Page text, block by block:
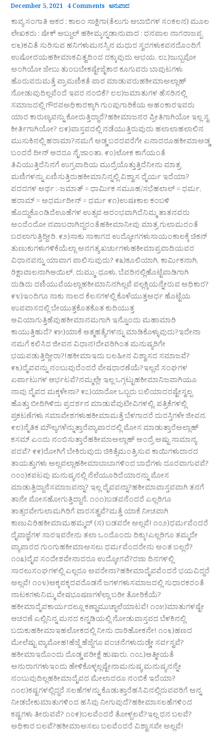
December 5, 2021 4 Comments ಅನುವಾದ
ಕಾವ್ಯ ಸಂಗಾತಿ ಆಕರ : ಕಾಲಂ ಸಾಕ್ಷಿಗಾ(ತೆಲುಗು ಅಬಾಬಿಗಳ ಸಂಕಲನ) ಮೂಲ
ಲೇಖಕರು : ಷೇಕ್ ಅಬ್ದುಲ್ ಹಕೀಮ್ಕನ್ನಡಾನುವಾದ : ಧನಪಾಲ ನಾಗರಾಜಪ್ಪ
೮೬)ಕವಿತೆ ಸುರಿಸುವ ಹನಿಗಳುಮನಸ್ಸಿನ ಮಧುರ ಸ್ವರಗಳುಕವನದೊಂದಿಗೆ
ಉಷೋದಯಹಕೀಮಾಕವಿತ್ವದಿಂದ ದಕ್ಕುವುದು ಅಭಯ. ೮೭)ಜುಬ್ಬವೋ
ಅಂಗಿಯೋ ಜೇಬು ತುಂಬಬೇಕಷ್ಟೇಜೈಕಾರ ಕೂಗುವರು ಬಾವುಟಗಳು
ಹೊರುವರುಮತ್ತೆ ಪ್ರಾಮಣಿಕತೆ ಪಾಠ ಮಾಡುವರುಹಕೀಮಾಅಲ್ಲಾಹ್
ನೋಡುವುದಿಲ್ಲವೆಂದೆ ಇವರ ನಂಬಿಕೆ? ೮೮)ಜಮಾತುಗಳ ಹೆಸರಿನಲ್ಲಿ
ಸಮಾಜದಲ್ಲಿ ಗೌರವಅಧಿಕಾರಕ್ಕಾಗಿ ಗುಂಪುಗಾರಿಕೆಯ ಅಹಂಕಾರಇವರು
ಯಾರ ಕಾರುಣ್ಯವನ್ನು ಕೋರುತ್ತಿದ್ದಾರೆ?ಹಕೀಮಾಜನರ ಪ್ರೀತಿಗಾಗಿಯೋ ಇಲ್ಲ ಸ್ವ
ಕೀರ್ತಿಗಾಗಿಯೋ? ೮೯)ವಾಸ್ತವದಲ್ಲಿ ನಡೆಯುತ್ತಿರುವುದು ಹಲಾಲಾಹಲಾಲಿನ
ಮುಸುಕಿನಲ್ಲಿ ಹರಾಮಾ?ನಮಗೆ ಅಡ್ಡ ಬರದವರೆಗೇ ಏನಾದರೂಹಕೀಮಾಅಡ್ಡ
ಬಂದರೆ ದೀನ್ ಆದರೂ ನೈ ಜಾಂತಾ. ೯೦)ಲೋಕ ಕಾಗೆಯಂತೆ
ತಿವಿಯುತ್ತಿದೆನಿನಗೆ ಉಗ್ರವಾದಿಯ ಮುದ್ರೆಯೊತ್ತುತ್ತಿದೆನೀನು ಮಾತ್ರ
ಮಣಿಗಳನ್ನು ಏಣಿಸುತ್ತಿರುಹಕೀಮಾನಿನ್ನಲ್ಲಿ ವಿಶ್ವಾಸ ಧೈರ್ಯ ಇದೆಯಾ?
ಪದದಗಳ ಅರ್ಥ :-ಜಮಾತ್ = ಧಾರ್ಮಿಕ ಸಮೂಹ/ಸಭೆಹಲಾಲ್ = ಧರ್ಮ,
ಹರಾಮ್ = ಅಧರ್ಮದೀನ್ = ಧರ್ಮ ೯೧)ಉಷಃಕಾಲ ಕಂಬಳಿ
ಹೊದ್ದುಕೊಂಡಿದೆಊಹೆಗಳ ಉತ್ಸವ ಆರಂಭವಾಗಿದೆನಿಮ್ಮ ತಾತನವರು
ಅಂದೆಂದೋ ನವಾಬರಾಗಿದ್ದರಂತೆಹಕೀಮಾನೀವು ಮಾತ್ರ ಗುಲಾಮರಂತೆ
ಬದಲಾಗುತ್ತಿದ್ದೀರಿ. ೯೨)ಸಾಕು ಸಾಕಾಗದ ಉದ್ಯೋಗಗಳುಸಾಯಂಕಾಲಕ್ಕೆ ಚಿಕನ್
ತುಣುಕುಗಳುಗಳಿಕೆಯೆಲ್ಲಾ ಅನಗತ್ಯ ಖರ್ಚುಗಳುಹಕೀಮಾಪ್ರವಾದಿಯವರ
ವಿಧಾನವನ್ನು ಯಾವಾಗ ಪಾಲಿಸುವುದು? ೯೩)ಕೂಲಿಯಾಗಿ, ಕಾರ್ಮಿಕನಾಗಿ,
ರಿಕ್ಷಾವಾಲನಾಗಿಆಯಿಲ್, ದುಮ್ಮು-ಧೂಳು, ಬೆವರಿನಲ್ಲಿಹೊಟ್ಟೆಪಾಡಿಗಾಗಿ
ದುಡಿದು ದಣಿಯುವೆಯಲ್ಲಾಹಕೀಮಾನಿನಗಿಲ್ಲವೆ ಪಲ್ಲಕ್ಕಿಯನ್ನೇರುವ ಅಧಿಕಾರ?
೯೪)ಇಂದಿಗೂ ಸಾಕು ಸಾಲದ ಕೆಲಸಗಳಲ್ಲಿ ಕೊಳೆಯುತ್ತಅರ್ಧ ಹೊಟ್ಟೆಯ
ಉಪವಾಸದಲ್ಲಿ ಬೇಯುತ್ತಕೊತಕೊತ ಕುದಿಯುತ್ತ
ಆವಿಯಾಗುತ್ತಿಹೆವುಹಕೀಮಾನಮಗಾಗಿ ಇನ್ನೊಂದು ಮಹಾಮಾರಿ
ಕಾಯುತ್ತಿಹುದೆ? ೯೫)ಯಾಕೆ ಆತ್ಮಹತ್ಯೆಗಳನ್ನು ಮಾಡಿಕೊಳ್ಳುವುದು?ಇದೇನಾ
ನಮಗೆ ಕಲಿಸಿದ ಜೀವನ ವಿಧಾನ!ದೇವರಿಗಿಂತ ಮನುಷ್ಯರಿಗೇ
ಭಯಪಡುತ್ತಿದ್ದೀರಾ?!ಹಕೀಮಾಇದು ಬಲಹೀನ ವಿಶ್ವಾಸದ ಸಮಾಜವೆ?
೯೬)ದೈವವನ್ನು ನಂಬುವುದೆಂದರೆ ವೇಷಧಾರಣೆಯೆ?ಇಲ್ಲವೆ ಸಂಘಗಳ
ಏರ್ಪಾಟುಗಳ ಆರ್ಭಟವೆ?ನಮ್ಮಲ್ಲೇ ಇಲ್ಲ ಒಗ್ಗಟ್ಟುಹಕೀಮಾನಿಜವಾಗಿಯೂ
ನಾವು ದೈವದ ಮಕ್ಕಳೇನಾ? ೯೭)ಯಾರೋ ಒಬ್ಬರು ಬಲಿಯಾದರಷ್ಟೇಸ್ವಲ್ಪ
ಹೊತ್ತು ಬೀದಿಗಿಳಿದು ಪ್ರದರ್ಶನ ಮಾಡುವೆವುಟೀವಿಗಳಲ್ಲಿ, ಪತ್ರಿಕೆಗಳಲ್ಲಿ
ಪ್ರಕಟಣೆಗಳು ಸಮಾವೇಶಗಳುಹಕೀಮಾಮತ್ತೆ ಬೆಳಗಾದರೆ ದುರಸ್ತಿಗಳೇ ಜೀವನ.
೯೮)ನೈತಿಕ ಮೌಲ್ಯಗಳೆನ್ನುತ್ತಾರೆವ್ಯಾಪಾರದಲ್ಲಿ ಮೋಸ ಮಾಡುತ್ತಾರೆಅಲ್ಲಾಹ್
ಕಸಮ್ ಎಂದು ನಂಬಿಸುತ್ತಾರೆಹಕೀಮಾಅಲ್ಲಾಹ್ ಅಂದ್ರೆ ಅಷ್ಟು ಸಾಮಾನ್ಯ
ಪದವೆ? ೯೯)ರೋಗಿಗೆ ಬೇಕಿರುವುದು ಚಿಕಿತ್ಸೆಮಂತ್ರಿಸುವ ಕಾಯಿಗಳುದಾರದ
ತಾಯತ್ತುಗಳು ಅಲ್ಲವಲ್ಲಾಹಕೀಮಾಬಾಬಾಗಳಿಂದ ಬಾಧೆಗಳು ದೂರವಾಗುವವೆ?
೧೦೦)ಕಪಟವು ಮನುಷ್ಯನಲ್ಲಿ ನೆಲೆಯೂರಿದೆಯಾರನ್ನು ಮೋಸ
ಮಾಡುತ್ತಿದ್ದಾನೆಸಮಾಜವನ್ನಾ? ಇಲ್ಲ ದೈವವನ್ನಾ?ಹಕೀಮಾವಾಸ್ತವವಾಗಿ ತನಗೆ
ತಾನೇ ಮೋಸಹೋಗುತ್ತಿದ್ದಾನೆ. ೧೦೧)ಬಡವನೆಂದರೆ ಎಲ್ಲರಿಗೂ
ತಾತ್ಸರವೇಗುಲಾಮಗಿರಿಗೆ ವಾರಸತ್ವವೆ?ಮತ್ತೆ ಯಾಕೆ ನೀಚವಾಗಿ
ಕಾಣುವಿರಿಹಕೀಮಾಮಹಮ್ಮದ್ (ಸ) ಬಡವರೇ ಅಲ್ಲವೆ! ೧೦೨)ಧರ್ಮವೆಂದರೆ
ದೈವಾಜ್ಞೆಗಳ ಸಾರಇವರೇನು ತಲಾ ಒಂದೊಂದು ದಿಕ್ಕು!ಎಲ್ಲರಿಗೂ ತಮ್ಮದೇ
ವ್ಯಾಪಾರದ ಗುಂಗುಹಕೀಮಾಅಸಲು ಧರ್ಮವೆಂದರೇನು ಅಂತ ಬಲ್ಲರೆ?
೧೦೩)ದೈವ ಸಂದೇಶವೇನಾದರೂ ಉದ್ಯೋಗವೆ?ರಜಾ ದಿನಗಳಲ್ಲಿ
ಸಾರಲುಸಂಘಗಳಲ್ಲಿ ಎಲ್ಲರೂ ಅವರೇನಾ?ಹಕೀಮಾದೈವವೆಂದರೆ ಭಯವಿದ್ದರೆ
ಅಲ್ಲವೆ! ೧೦೪)ಅಕ್ಕಪಕ್ಕದವರೊಡನೆ ಜಗಳಗಳುಸಮಾಜದಲ್ಲಿ ಸುಧಾರಕರಂತೆ
ನಾಟಕಗಳುನಿಮ್ಮ ವೇಷಭೂಷಣಗಳೆಲ್ಲಾ ಬರೀ ತೋರಿಕೆಯೆ?
ಹಕೀಮಾದೈವಕಾರ್ಯದಲ್ಲೂ ಕಣ್ಣಾಮುಚ್ಚಾಲೆಯಾಟವೆ! ೧೦೫)ಮಾತುಗಳಷ್ಟೇ
ಆಚರಣೆ ಎಲ್ಲಿನಿನ್ನ ಮನದ ಕನ್ನಡಿಯಲ್ಲಿ ನೋಡುವಾಸ್ತವದ ಬೆಳಕಿನಲ್ಲಿ
ಬದುಕುಹಕೀಮಾಇಹಲೋಕದಲ್ಲಿ ನೀನು ದಾರಿಹೋಕನೇ! ೧೦೬)ಹಣದ
ಮೇಲೆಷ್ಟು ವ್ಯಾಮೋಹ!ಹೆಜ್ಜೆ ಹೆಜ್ಜೆಗೂ ವಂಚನೆಗಳುದುಡ್ಡೇ ಸರ್ವಸ್ವವೆ?
ಹಕೀಮಾಇದೊಂದು ದೊಡ್ಡ ಪರೀಕ್ಷೆ ಹುಷಾರು. ೧೦೭)ಆತ್ಮೀಯತೆ
ಅನುರಾಗಗಳುಇಂದು ಹೇಳಿಕೊಳ್ಳಲ್ಲಷ್ಟೇನಾಮನುಷ್ಯ ಮನುಷ್ಯನನ್ನೇ
ನಂಬುವುದಿಲ್ಲಹಕೀಮಾದೈವದ ಮೇಲಾದರೂ ನಂಬಿಕೆ ಇದೆಯಾ?
೧೦೮)ಕಷ್ಟಗಳಲ್ಲಿದ್ದರೆ ಸಲಹೆಗಳನ್ನು ಕೊಡುತ್ತಾರೆಹಸಿವಿನಲ್ಲಿರುವವರಿಗೆ ಅನ್ನ
ನೀಡಬೇಕುಮಾತುಗಳಿಂದ ಹಸಿವು ನೀಗುವುದೆ?ಹಕೀಮಾಸಲಹೆಗಳಿಂದ
ಕಷ್ಟಗಳು ತೀರುವವೆ? ೧೦೯)ಬಲವೆಂದರೆ ತೋಳ್ಬಲವೆ?ಇಲ್ಲ ಧನ ಬಲವೆ?
ಅಧಿಕಾರ ಬಲವೆ?ಹಕೀಮಾಅಸಲು ಬಲವೆಂದರೆ ವಿಶ್ವಾಸವೇ ಅಲ್ಲವೆ!